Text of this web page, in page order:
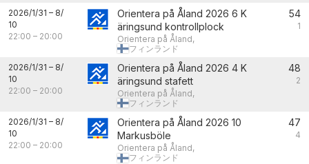
2026/1/31 – 8/
10
22:00 – 20:00
Orientera på Åland 2026 6 K
äringsund kontrollplock
Orientera på Åland,
フィンランド
54
1
2026/1/31 – 8/
10
22:00 – 20:00
Orientera på Åland 2026 4 K
äringsund stafett
Orientera på Åland,
フィンランド
48
2
2026/1/31 – 8/
10
22:00 – 20:00
Orientera på Åland 2026 10
Markusböle
Orientera på Åland,
フィンランド
47
4